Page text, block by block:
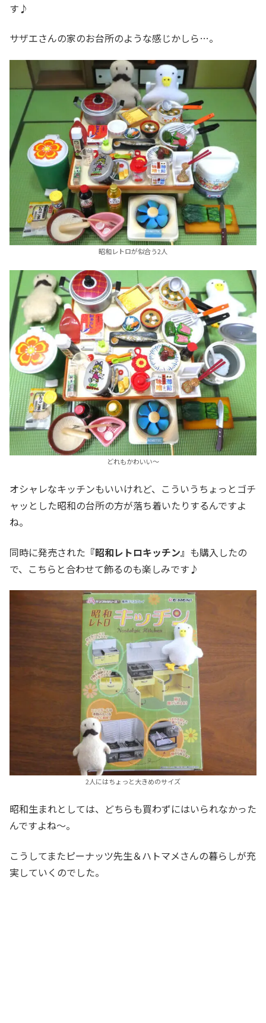
す♪
サザエさんの家のお台所のような感じかしら…。
昭和レトロが似合う2人
どれもかわいい～
オシャレなキッチンもいいけれど、こういうちょっとゴチ
ャッとした昭和の台所の方が落ち着いたりするんですよ
ね。
同時に発売された 『昭和レトロキッチン』 も購入したの
で、こちらと合わせて飾るのも楽しみです♪
2人にはちょっと大きめのサイズ
昭和生まれとしては、どちらも買わずにはいられなかった
んですよね～。
こうしてまたピーナッツ先生＆ハトマメさんの暮らしが充
実していくのでした。